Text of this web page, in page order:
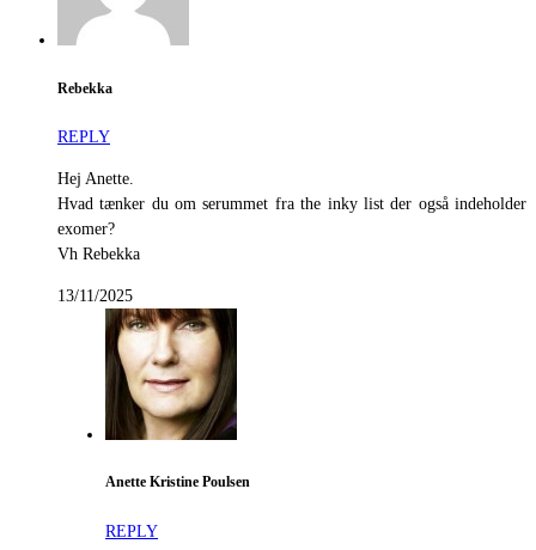
Rebekka
REPLY
Hej Anette.
Hvad tænker du om serummet fra the inky list der også indeholder
exomer?
Vh Rebekka
13/11/2025
Anette Kristine Poulsen
REPLY